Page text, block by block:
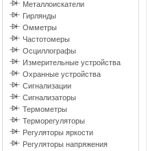
Металлоискатели
Гирлянды
Омметры
Частотомеры
Осциллографы
Измерительные устройства
Охранные устройства
Сигнализации
Сигнализаторы
Термометры
Терморегуляторы
Регуляторы яркости
Регуляторы напряжения